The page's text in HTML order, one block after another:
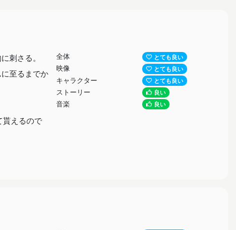
全体 とても良い
映像 とても良い
キャラクター とても良い
ストーリー 良い
音楽 良い
刺さる。
至るまでか
貰えるので